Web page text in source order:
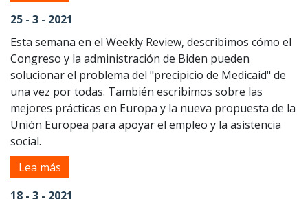
25 - 3 - 2021
Esta semana en el Weekly Review, describimos cómo el
Congreso y la administración de Biden pueden
solucionar el problema del "precipicio de Medicaid" de
una vez por todas. También escribimos sobre las
mejores prácticas en Europa y la nueva propuesta de la
Unión Europea para apoyar el empleo y la asistencia
social.
Lea más
18 - 3 - 2021